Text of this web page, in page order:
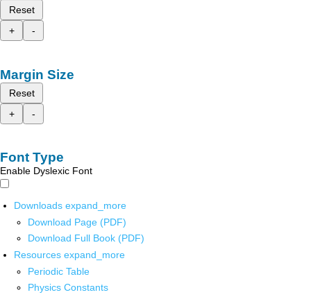
Reset
+
-
Margin Size
Reset
+
-
Font Type
Enable Dyslexic Font
Downloads expand_more
Download Page (PDF)
Download Full Book (PDF)
Resources expand_more
Periodic Table
Physics Constants